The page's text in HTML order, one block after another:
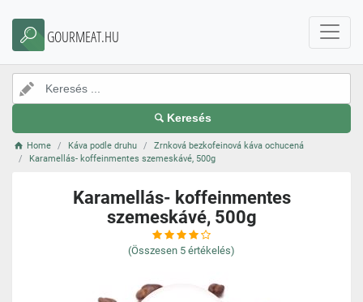
GOURMEAT.HU
Keresés
Home Káva podle druhu
Zrnková bezkofeinová káva ochucená
Karamellás- koffeinmentes szemeskávé, 500g
Karamellás- koffeinmentes
szemeskávé, 500g
(Összesen 5 értékelés)